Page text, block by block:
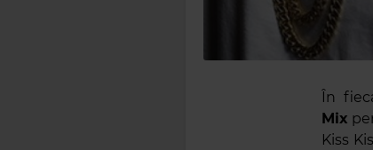
În
Mix
Kiss